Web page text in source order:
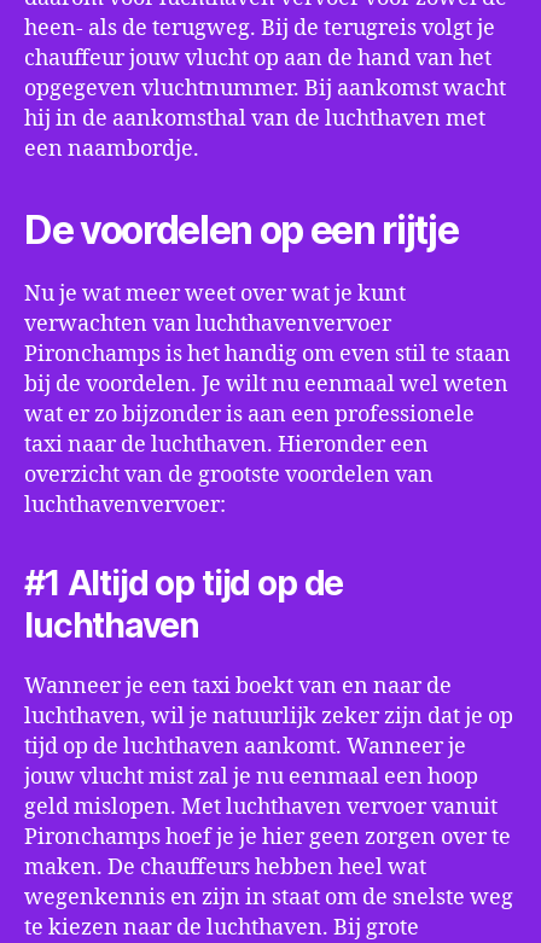
heen- als de terugweg. Bij de terugreis volgt je
chauffeur jouw vlucht op aan de hand van het
opgegeven vluchtnummer. Bij aankomst wacht
hij in de aankomsthal van de luchthaven met
een naambordje.
De voordelen op een rijtje
Nu je wat meer weet over wat je kunt
verwachten van luchthavenvervoer
Pironchamps is het handig om even stil te staan
bij de voordelen. Je wilt nu eenmaal wel weten
wat er zo bijzonder is aan een professionele
taxi naar de luchthaven. Hieronder een
overzicht van de grootste voordelen van
luchthavenvervoer:
#1 Altijd op tijd op de
luchthaven
Wanneer je een taxi boekt van en naar de
luchthaven, wil je natuurlijk zeker zijn dat je op
tijd op de luchthaven aankomt. Wanneer je
jouw vlucht mist zal je nu eenmaal een hoop
geld mislopen. Met luchthaven vervoer vanuit
Pironchamps hoef je je hier geen zorgen over te
maken. De chauffeurs hebben heel wat
wegenkennis en zijn in staat om de snelste weg
te kiezen naar de luchthaven. Bij grote